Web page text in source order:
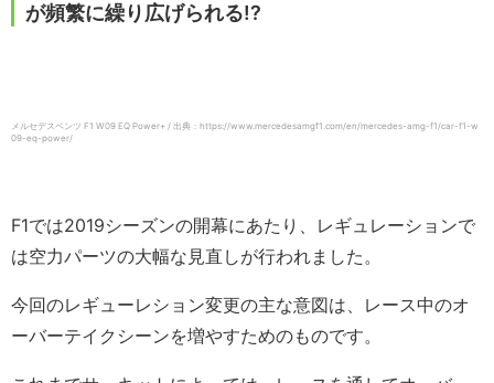
が頻繁に繰り広げられる!?
メルセデスベンツ F1 W09 EQ Power+ / 出典：https://www.mercedesamgf1.com/en/mercedes-amg-f1/car-f1-w
09-eq-power/
F1では2019シーズンの開幕にあたり、レギュレーションで
は空力パーツの大幅な見直しが行われました。
今回のレギューレション変更の主な意図は、レース中のオ
ーバーテイクシーンを増やすためのものです。